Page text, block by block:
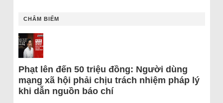
CHÂM BIẾM
Phạt lên đến 50 triệu đồng: Người dùng
mạng xã hội phải chịu trách nhiệm pháp lý
khi dẫn nguồn báo chí